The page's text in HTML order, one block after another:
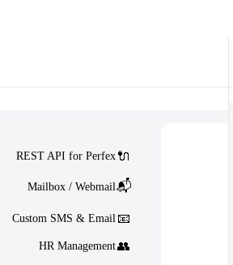
🔌
REST API for Perfex
📬
Mailbox / Webmail
📧
Custom SMS & Email
👥
HR Management